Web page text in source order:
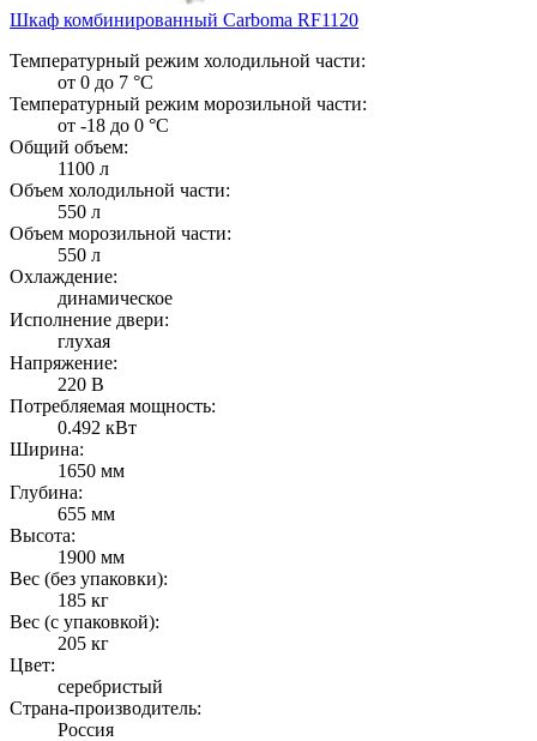
Шкаф комбинированный Carboma RF1120
Температурный режим холодильной части:
от 0 до 7 °C
Температурный режим морозильной части:
от -18 до 0 °C
Общий объем:
1100 л
Объем холодильной части:
550 л
Объем морозильной части:
550 л
Охлаждение:
динамическое
Исполнение двери:
глухая
Напряжение:
220 В
Потребляемая мощность:
0.492 кВт
Ширина:
1650 мм
Глубина:
655 мм
Высота:
1900 мм
Вес (без упаковки):
185 кг
Вес (с упаковкой):
205 кг
Цвет:
серебристый
Страна-производитель:
Россия